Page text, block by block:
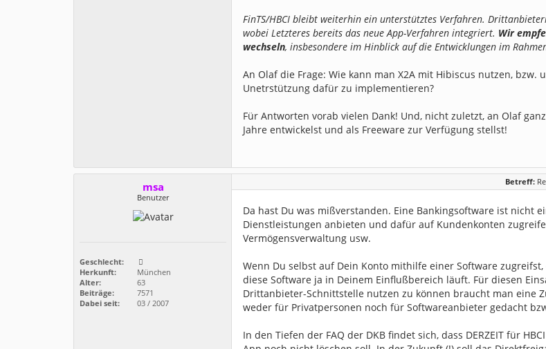
FinTS/HBCI bleibt weiterhin ein unterstütztes Verfahren.
wobei Letzteres bereits das neue App-Verfahren integriert. Wir
wechseln, insbesondere im Hinblick auf die Entwicklungen im
An Olaf die Frage: Wie kann man X2A mit Hibiscus nutzen,
Unetrstützung dafür zu implementieren?
Für Antworten vorab vielen Dank! Und, nicht zuletzt, an Olaf
Jahre entwickelst und als Freeware zur Verfügung stellst!
msa
Benutzer
Geschlecht:
Herkunft:
München
Alter:
63
Beiträge:
7571
Dabei seit:
03 / 2007
Betreff:
Da hast Du was mißverstanden. Eine Bankingsoftware ist
Dienstleistungen anbieten und dafür auf Kundenkonten
Vermögensverwaltung usw.
Wenn Du selbst auf Dein Konto mithilfe einer Software
diese Software ja in Deinem Einflußbereich läuft. Für diesen
Drittanbieter-Schnittstelle nutzen zu können braucht man eine
weder für Privatpersonen noch für Softwareanbieter gedacht
In den Tiefen der FAQ der DKB findet sich, dass DERZEIT für